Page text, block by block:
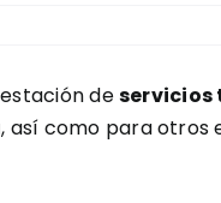
deservicios
, así como para otros